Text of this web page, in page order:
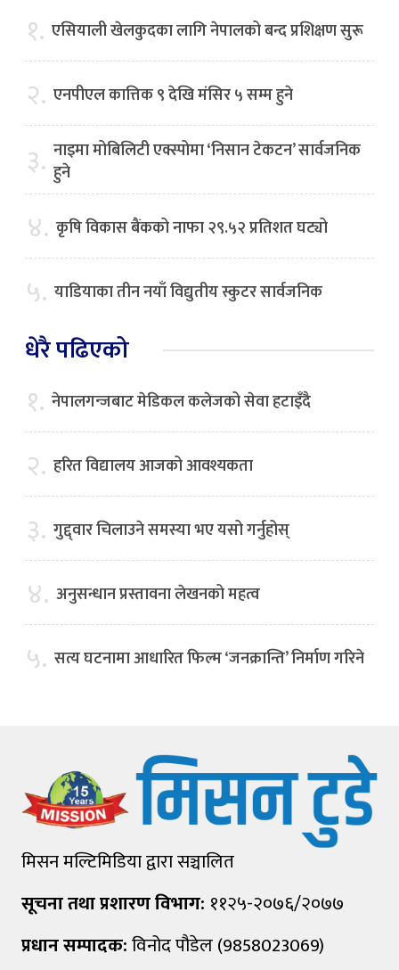
१. एसियाली खेलकुदका लागि नेपालको बन्द प्रशिक्षण सुरू
२. एनपीएल कात्तिक ९ देखि मंसिर ५ सम्म हुने
३. नाइमा मोबिलिटी एक्स्पोमा ‘निसान टेकटन’ सार्वजनिक
हुने
४. कृषि विकास बैंकको नाफा २९.५२ प्रतिशत घट्यो
५. याडियाका तीन नयाँ विद्युतीय स्कुटर सार्वजनिक
धेरै पढिएको
१. नेपालगन्जबाट मेडिकल कलेजको सेवा हटाइँदै
२. हरित विद्यालय आजको आवश्यकता
३. गुद्द्वार चिलाउने समस्या भए यसो गर्नुहोस्
४. अनुसन्धान प्रस्तावना लेखनको महत्व
५. सत्य घटनामा आधारित फिल्म ‘जनक्रान्ति’ निर्माण गरिने
मिसन मल्टिमिडिया द्वारा सञ्चालित
सूचना तथा प्रशारण विभाग: ११२५-२०७६/२०७७
प्रधान सम्पादक:विनोद पौडेल (9858023069)